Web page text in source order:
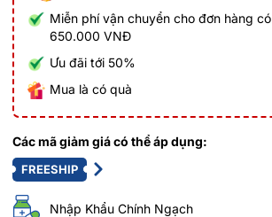
Miễn phí vận chuyển cho đơn hàng
650.000 VNĐ
Ưu đãi tới 50%
Mua là có quà
Các mã giảm giá có thể áp dụng:
FREESHIP
Nhập Khẩu Chính Ngạch